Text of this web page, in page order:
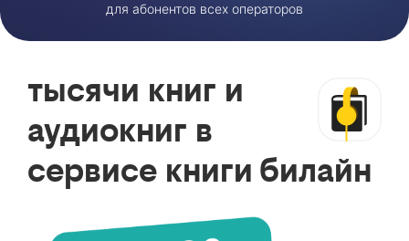
для абонентов всех операторов
тысячи книг и
аудиокниг в
сервисе книги билайн